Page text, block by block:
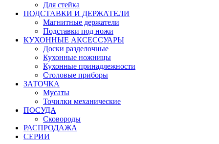
Для стейка
ПОДСТАВКИ И ДЕРЖАТЕЛИ
Магнитные держатели
Подставки под ножи
КУХОННЫЕ АКСЕССУАРЫ
Доски разделочные
Кухонные ножницы
Кухонные принадлежности
Столовые приборы
ЗАТОЧКА
Мусаты
Точилки механические
ПОСУДА
Сковороды
РАСПРОДАЖА
СЕРИИ